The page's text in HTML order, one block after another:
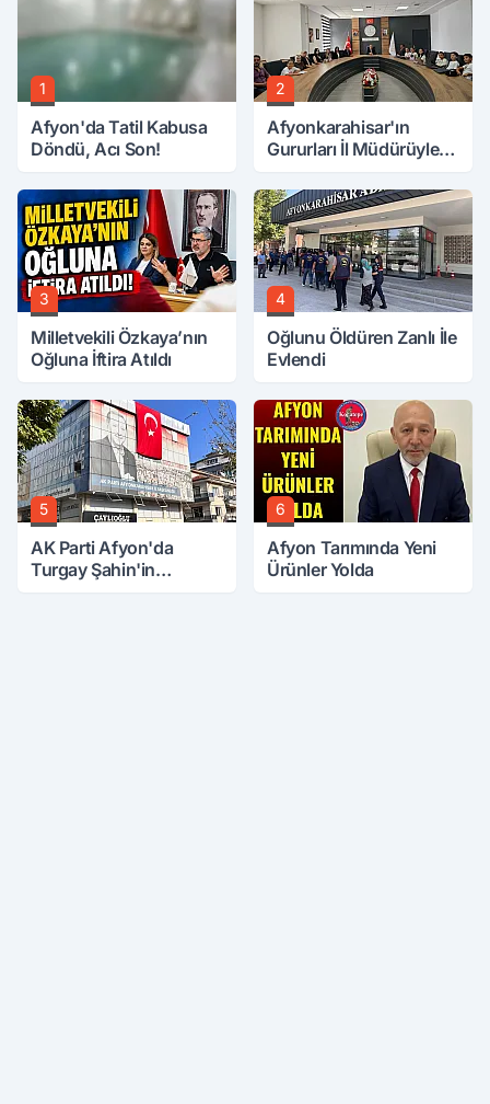
1
Afyon'da Tatil Kabusa
Döndü, Acı Son!
2
Afyonkarahisar'ın
Gururları İl Müdürüyle
3
Milletvekili Özkaya’nın
Oğluna İftira Atıldı
4
Oğlunu Öldüren Zanlı İle
Evlendi
5
AK Parti Afyon'da
Turgay Şahin'in
6
Afyon Tarımında Yeni
Ürünler Yolda